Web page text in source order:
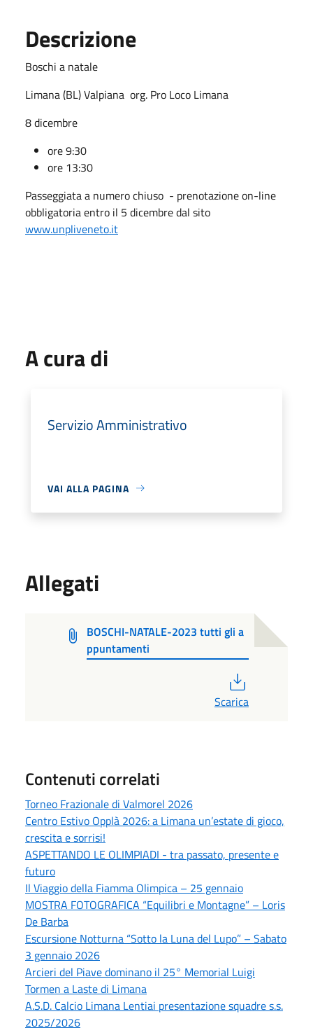
Descrizione
Boschi a natale
Limana (BL) Valpiana org. Pro Loco Limana
8 dicembre
ore 9:30
ore 13:30
Passeggiata a numero chiuso - prenotazione on-line
obbligatoria entro il 5 dicembre dal sito
www.unpliveneto.it
A cura di
Servizio Amministrativo
VAI ALLA PAGINA
Allegati
BOSCHI-NATALE-2023 tutti gli a
ppuntamenti
Scarica
Contenuti correlati
Torneo Frazionale di Valmorel 2026
Centro Estivo Opplà 2026: a Limana un’estate di gioco,
crescita e sorrisi!
ASPETTANDO LE OLIMPIADI - tra passato, presente e
futuro
Il Viaggio della Fiamma Olimpica – 25 gennaio
MOSTRA FOTOGRAFICA “Equilibri e Montagne” – Loris
De Barba
Escursione Notturna “Sotto la Luna del Lupo” – Sabato
3 gennaio 2026
Arcieri del Piave dominano il 25° Memorial Luigi
Tormen a Laste di Limana
A.S.D. Calcio Limana Lentiai presentazione squadre s.s.
2025/2026